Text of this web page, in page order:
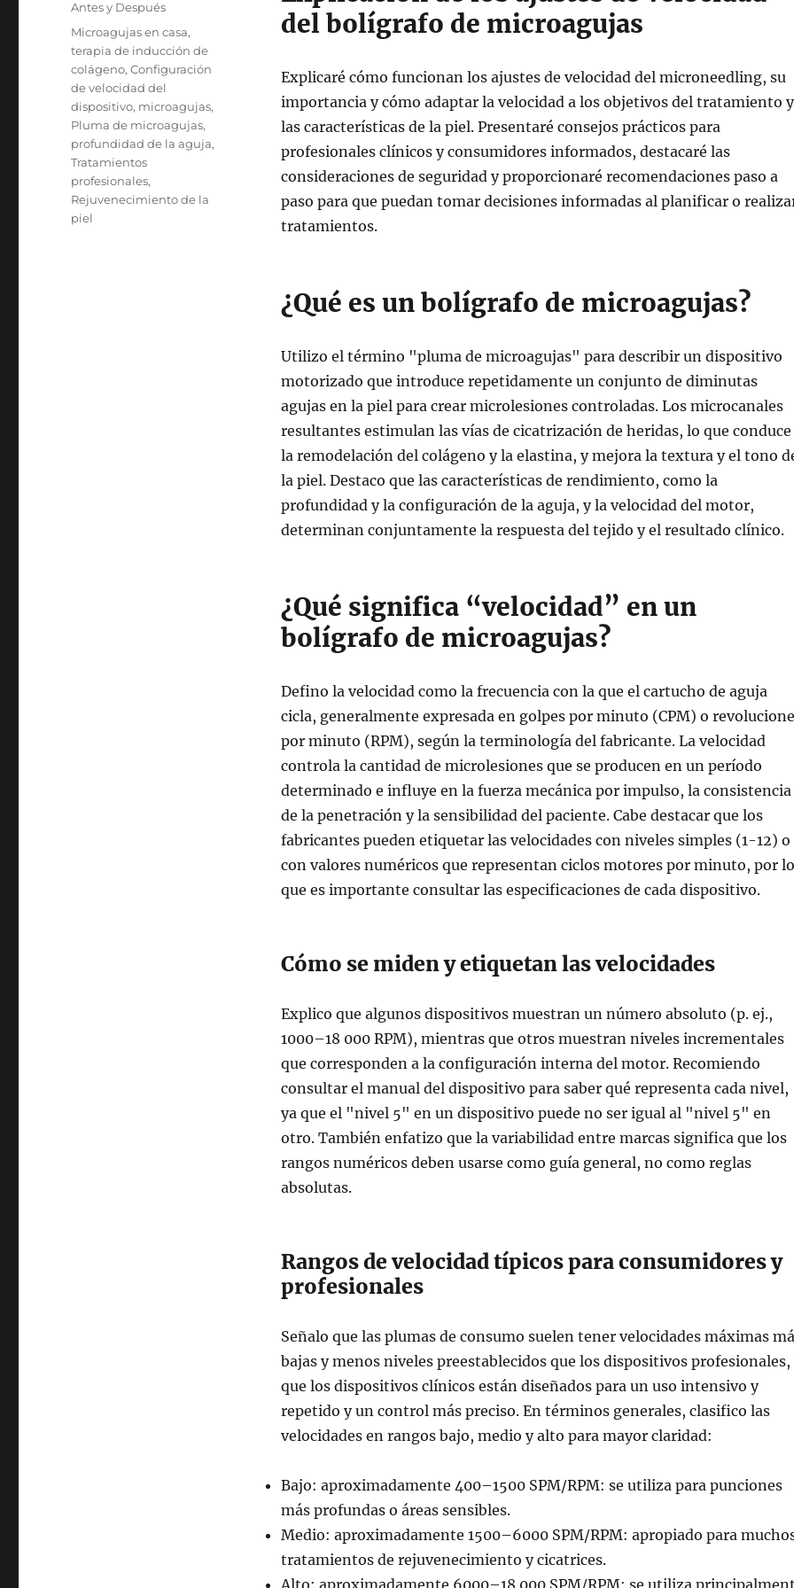
del bolígrafo de microagujas
Explicaré cómo funcionan los ajustes de velocidad del microneedling, su
importancia y cómo adaptar la velocidad a los objetivos del tratamiento y
las características de la piel. Presentaré consejos prácticos para
profesionales clínicos y consumidores informados, destacaré las
consideraciones de seguridad y proporcionaré recomendaciones paso a
paso para que puedan tomar decisiones informadas al planificar o
tratamientos.
¿Qué es un bolígrafo de microagujas?
Utilizo el término "pluma de microagujas" para describir un dispositivo
motorizado que introduce repetidamente un conjunto de diminutas
agujas en la piel para crear microlesiones controladas. Los microcanales
resultantes estimulan las vías de cicatrización de heridas, lo que conduce
la remodelación del colágeno y la elastina, y mejora la textura y el tono
la piel. Destaco que las características de rendimiento, como la
profundidad y la configuración de la aguja, y la velocidad del motor,
determinan conjuntamente la respuesta del tejido y el resultado clínico.
¿Qué significa “velocidad” en un
bolígrafo de microagujas?
Defino la velocidad como la frecuencia con la que el cartucho de aguja
cicla, generalmente expresada en golpes por minuto (CPM) o
por minuto (RPM), según la terminología del fabricante. La velocidad
controla la cantidad de microlesiones que se producen en un período
determinado e influye en la fuerza mecánica por impulso, la consistencia
de la penetración y la sensibilidad del paciente. Cabe destacar que los
fabricantes pueden etiquetar las velocidades con niveles simples (1-12) o
con valores numéricos que representan ciclos motores por minuto, por lo
que es importante consultar las especificaciones de cada dispositivo.
Cómo se miden y etiquetan las velocidades
Explico que algunos dispositivos muestran un número absoluto (p. ej.,
1000–18 000 RPM), mientras que otros muestran niveles incrementales
que corresponden a la configuración interna del motor. Recomiendo
consultar el manual del dispositivo para saber qué representa cada nivel,
ya que el "nivel 5" en un dispositivo puede no ser igual al "nivel 5" en
otro. También enfatizo que la variabilidad entre marcas significa que los
rangos numéricos deben usarse como guía general, no como reglas
absolutas.
Rangos de velocidad típicos para consumidores y
profesionales
Señalo que las plumas de consumo suelen tener velocidades máximas
bajas y menos niveles preestablecidos que los dispositivos profesionales,
que los dispositivos clínicos están diseñados para un uso intensivo y
repetido y un control más preciso. En términos generales, clasifico las
velocidades en rangos bajo, medio y alto para mayor claridad:
Bajo: aproximadamente 400–1500 SPM/RPM: se utiliza para punciones
más profundas o áreas sensibles.
Medio: aproximadamente 1500–6000 SPM/RPM: apropiado para
tratamientos de rejuvenecimiento y cicatrices.
Alto: aproximadamente 6000–18 000 SPM/RPM: se utiliza
Antes y Después
Etiquetas
Microagujas en casa,
terapia de inducción de
colágeno,Configuración
de velocidad del
dispositivo, microagujas,
Pluma de microagujas,
profundidad de la aguja,
Tratamientos
profesionales,
Rejuvenecimiento de la
piel